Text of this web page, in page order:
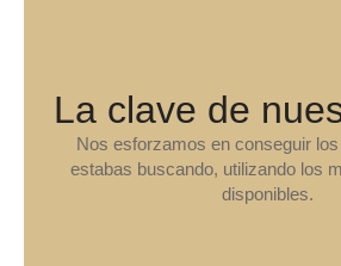
La clave de
Nos esforzamos en conseguir
estabas buscando, utilizando los
disponibles.